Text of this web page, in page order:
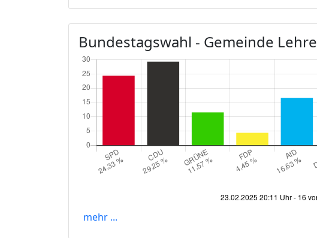
Bundestagswahl - Gemeinde Lehre
mehr ...